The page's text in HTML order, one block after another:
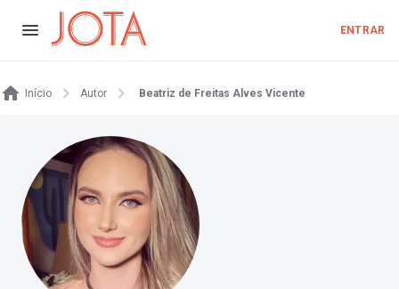
ENTRAR
Início Autor Beatriz de Freitas Alves Vicente